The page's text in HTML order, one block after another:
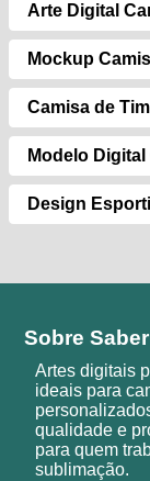
Arte Digital
Mockup
Camisa de
Modelo
Design
Sobre
Artes digitais
ideais para
qualidade e
para quem
sublimação.